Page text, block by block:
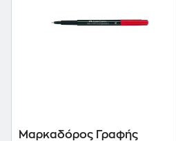
Μαρκαδόρος Γραφής